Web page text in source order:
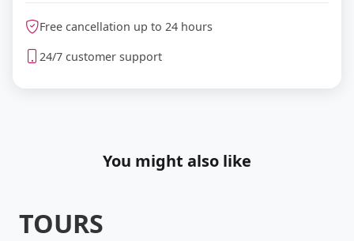
Free cancellation up to 24 hours
24/7 customer support
You might also like
TOURS